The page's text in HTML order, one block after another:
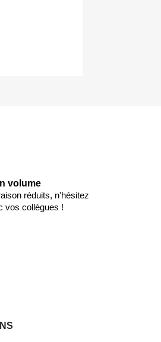
volume
réduits, n'hésitez
vos collègues !